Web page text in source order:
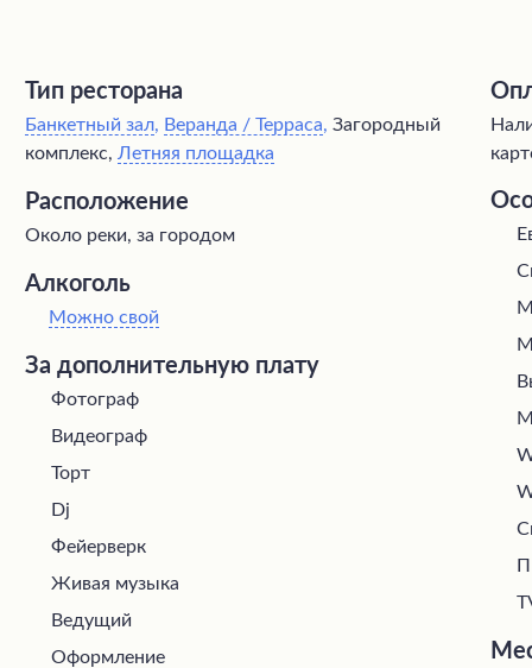
Тип ресторана
Банкетный зал, Веранда / Терраса, Загородный
комплекс, Летняя площадка
Расположение
Около реки, за городом
Алкоголь
Можно свой
За дополнительную плату
Фотограф
Видеограф
Торт
Dj
Фейерверк
Живая музыка
Ведущий
Оформление